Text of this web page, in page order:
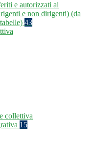
e autorizzati ai
e non dirigenti) (da
43
collettiva
15